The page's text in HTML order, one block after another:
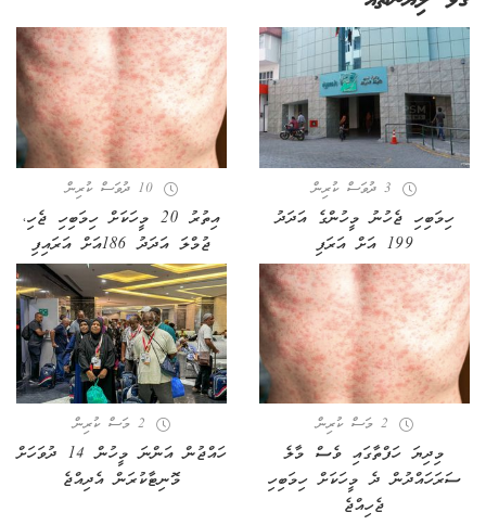
3 ދުވަސް ކުރިން
ހިމަބިހި ޖެހުނު މީހުންގެ އަދަދު
199 އަށް އަރަފި
10 ދުވަސް ކުރިން
އިތުރު 20 މީހަކަށް ހިމަބިހި ޖެހި،
ޖުމްލަ އަދަދު 186އަށް އަރައިފި
2 މަސް ކުރިން
މިދިޔަ ހަފްތާގައި ވެސް މާލެ
ސަރަހައްދުން ދެ މީހަކަށް ހިމަބިހި
ޖެހިއްޖެ
2 މަސް ކުރިން
ހައްޖުން އަންނަ މީހުން 14 ދުވަހަށް
މޮނިޓާކުރަން އެދިއްޖެ